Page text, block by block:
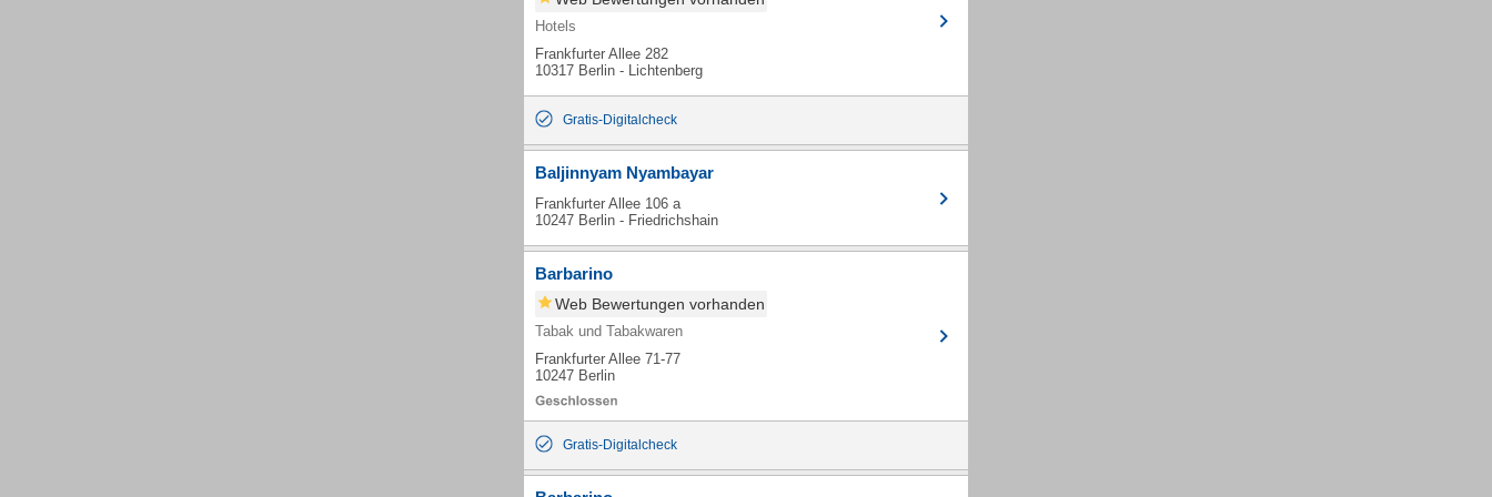
Hotels
Frankfurter Allee 282
10317 Berlin - Lichtenberg
Gratis-Digitalcheck
Baljinnyam Nyambayar
Frankfurter Allee 106 a
10247 Berlin - Friedrichshain
Barbarino
Web Bewertungen vorhanden
Tabak und Tabakwaren
Frankfurter Allee 71-77
10247 Berlin
Gratis-Digitalcheck